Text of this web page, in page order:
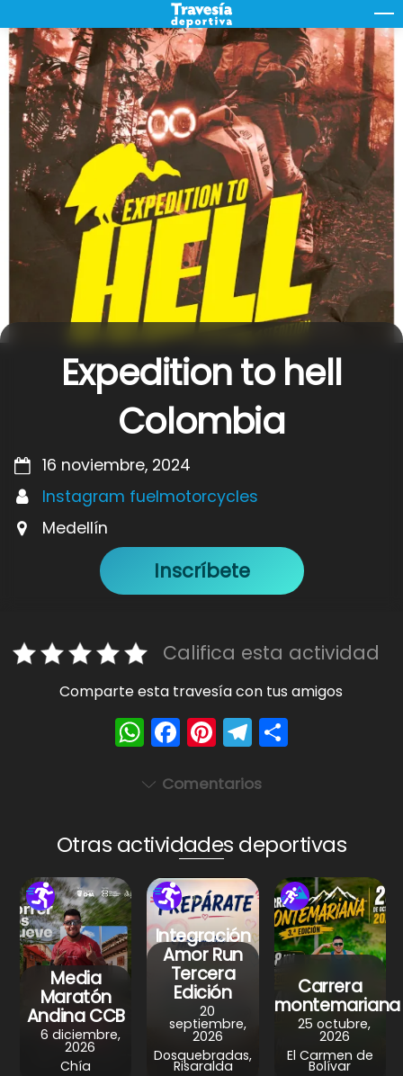
to
content
Expedition to hell
Colombia
16 noviembre, 2024
Instagram fuelmotorcycles
Medellín
Inscríbete
Califica esta actividad
Comparte esta travesía con tus amigos
W
h
a
A
p
p
F
a
c
b
o
o
k
Pi
nt
er
st
T
el
e
a
m
Comentarios
Otras actividades deportivas
Media
Maratón
Andina CCB
6 diciembre,
2026
Chía
Integración
Amor Run
Tercera
Edición
20
septiembre,
2026
Dosquebradas,
Risaralda
Carrera
montemariana
25 octubre,
2026
El Carmen de
Bolívar